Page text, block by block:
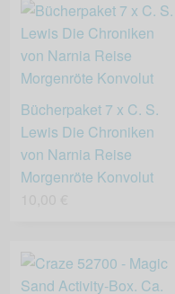
Bücherpaket 7 x C. S.
Lewis Die Chroniken
von Narnia Reise
Morgenröte Konvolut